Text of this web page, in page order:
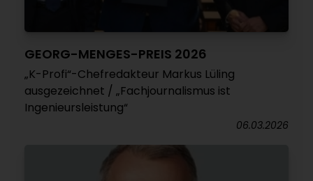
GEORG-MENGES-PREIS 2026
„K-Profi“-Chefredakteur Markus Lüling
ausgezeichnet / „Fachjournalismus ist
Ingenieursleistung“
06.03.2026